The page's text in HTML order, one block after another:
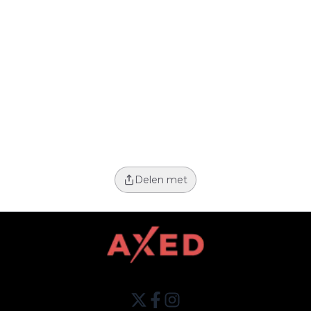
Delen met